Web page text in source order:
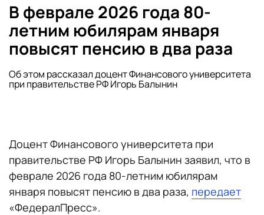
В феврале 2026 года 80-
летним юбилярам января
повысят пенсию в два раза
Об этом рассказал доцент Финансового университета
при правительстве РФ Игорь Балынин
Доцент Финансового университета при
правительстве РФ Игорь Балынин заявил, что в
феврале 2026 года 80-летним юбилярам
января повысят пенсию в два раза, передает
«ФедералПресс».